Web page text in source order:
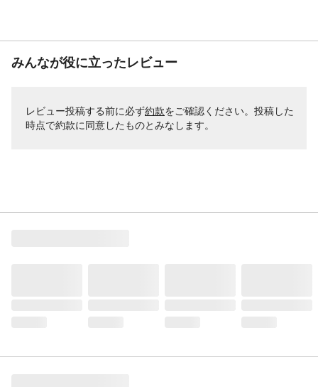
みんなが役に立ったレビュー
レビュー投稿する前に必ず約款をご確認ください。投稿した
時点で約款に同意したものとみなします。